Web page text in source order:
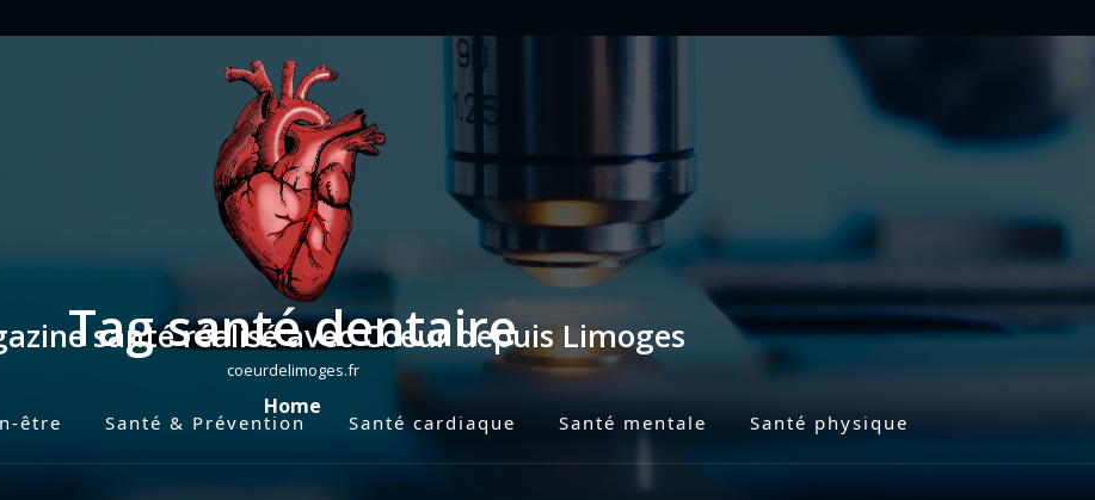
santé réalisé avec Coeur depuis Limoges
coeurdelimoges.fr
être Santé & Prévention Santé cardiaque Santé mentale Santé physique
Tag santé dentaire
Home